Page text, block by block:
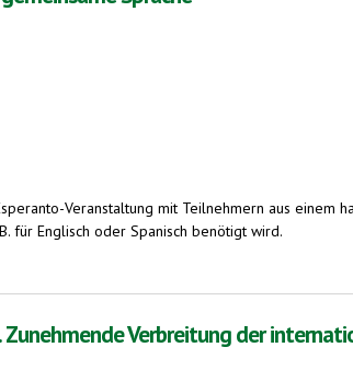
Veranstaltung mit Teilnehmern aus einem
für Englisch oder Spanisch benötigt wird.
Verbreitung der